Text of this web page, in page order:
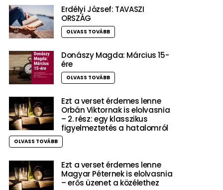
Erdélyi József: TAVASZI
ORSZÁG
OLVASS TOVÁBB
Donászy Magda: Március 15-
ére
OLVASS TOVÁBB
Ezt a verset érdemes lenne
Orbán Viktornak is elolvasnia
– 2. rész: egy klasszikus
figyelmeztetés a hatalomról
OLVASS TOVÁBB
Ezt a verset érdemes lenne
Magyar Péternek is elolvasnia
– erős üzenet a közélethez